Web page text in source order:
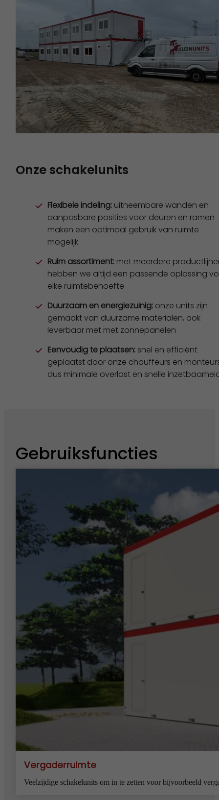
Onze schakelunits
Flexibele indeling: uitneembare wanden en
aanpasbare posities voor deuren en ramen
maken een optimaal gebruik van ruimte
mogelijk
Ruim assortiment: met meerdere
hebben we altijd een passende oplossing
elke ruimtebehoefte
Duurzaam en energiezuinig: onze units zijn
gemaakt van duurzame materialen, ook
leverbaar met met zonnepanelen
Eenvoudig te plaatsen: snel en efficiënt
geplaatst door onze chauffeurs en
dus minimale overlast en snelle
Gebruiksfuncties
Vergaderruimte
Veelzijdige schakelunits om in te zetten voor bijvoorbeeld